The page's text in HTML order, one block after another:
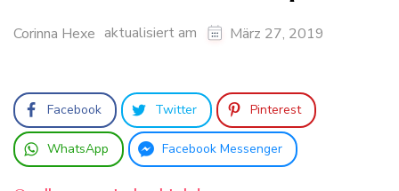
Corinna Hexe aktualisiert am März 27, 2019
Facebook Twitter Pinterest
WhatsApp Facebook Messenger